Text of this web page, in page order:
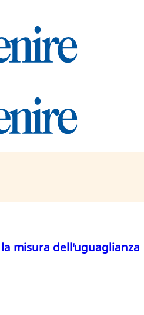
misura dell'uguaglianza